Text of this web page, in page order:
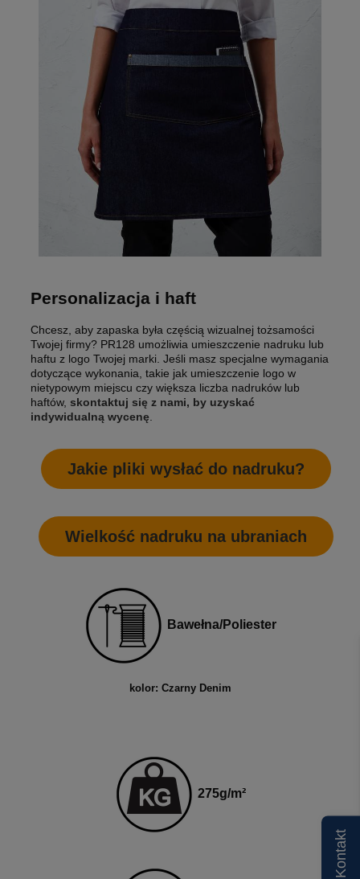
Personalizacja i haft
Chcesz, aby zapaska była częścią wizualnej tożsamości
Twojej firmy? PR128 umożliwia umieszczenie nadruku lub
haftu z logo Twojej marki. Jeśli masz specjalne wymagania
dotyczące wykonania, takie jak umieszczenie logo w
nietypowym miejscu czy większa liczba nadruków lub
haftów, skontaktuj się z nami, by uzyskać
indywidualną wycenę
Jakie pliki wysłać do nadruku?
Wielkość nadruku na ubraniach
Bawełna/Poliester
kolor: Czarny Denim
275g/m²
Kontakt